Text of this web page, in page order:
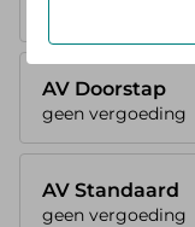
AV Doorstap
geen vergoeding
AV Standaard
geen vergoeding